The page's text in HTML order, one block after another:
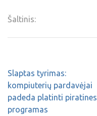
Šaltinis:
Slaptas tyrimas:
kompiuterių pardavėjai
padeda platinti piratines
programas